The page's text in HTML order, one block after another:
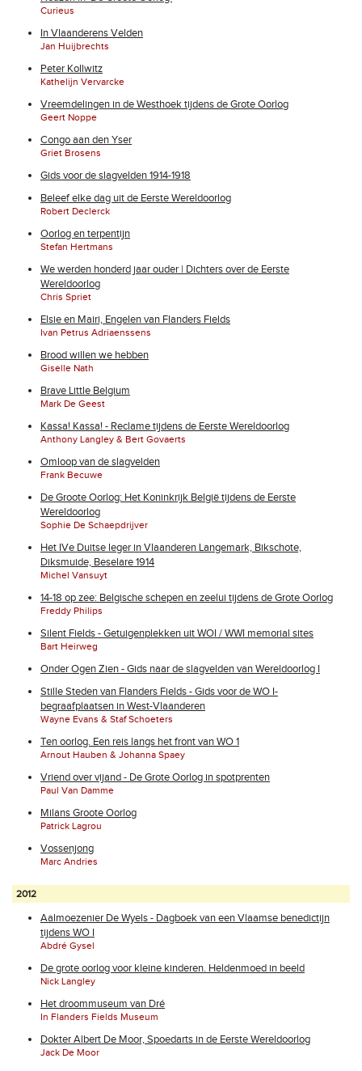
Curieus
In Vlaanderens Velden
Jan Huijbrechts
Peter Kollwitz
Kathelijn Vervarcke
Vreemdelingen in de Westhoek tijdens de Grote Oorlog
Geert Noppe
Congo aan den Yser
Griet Brosens
Gids voor de slagvelden 1914-1918
Beleef elke dag uit de Eerste Wereldoorlog
Robert Declerck
Oorlog en terpentijn
Stefan Hertmans
We werden honderd jaar ouder | Dichters over de Eerste
Wereldoorlog
Chris Spriet
Elsie en Mairi, Engelen van Flanders Fields
Ivan Petrus Adriaenssens
Brood willen we hebben
Giselle Nath
Brave Little Belgium
Mark De Geest
Kassa! Kassa! - Reclame tijdens de Eerste Wereldoorlog
Anthony Langley & Bert Govaerts
Omloop van de slagvelden
Frank Becuwe
De Groote Oorlog: Het Koninkrijk België tijdens de Eerste
Wereldoorlog
Sophie De Schaepdrijver
Het IVe Duitse leger in Vlaanderen Langemark, Bikschote,
Diksmuide, Beselare 1914
Michel Vansuyt
14-18 op zee: Belgische schepen en zeelui tijdens de Grote Oorlog
Freddy Philips
Silent Fields - Getuigenplekken uit WOI / WWI memorial sites
Bart Heirweg
Onder Ogen Zien - Gids naar de slagvelden van Wereldoorlog I
Stille Steden van Flanders Fields - Gids voor de WO I-
begraafplaatsen in West-Vlaanderen
Wayne Evans & Staf Schoeters
Ten oorlog. Een reis langs het front van WO 1
Arnout Hauben & Johanna Spaey
Vriend over vijand - De Grote Oorlog in spotprenten
Paul Van Damme
Milans Groote Oorlog
Patrick Lagrou
Vossenjong
Marc Andries
2012
Aalmoezenier De Wyels - Dagboek van een Vlaamse benedictijn
tijdens WO I
Abdré Gysel
De grote oorlog voor kleine kinderen. Heldenmoed in beeld
Nick Langley
Het droommuseum van Dré
In Flanders Fields Museum
Dokter Albert De Moor, Spoedarts in de Eerste Wereldoorlog
Jack De Moor